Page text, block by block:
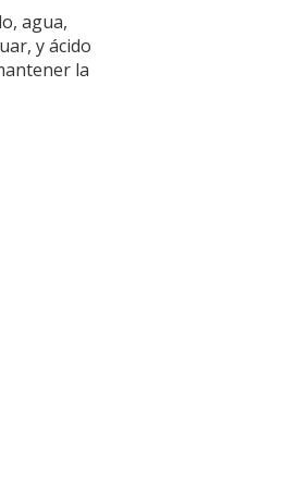
agua,
y ácido
la